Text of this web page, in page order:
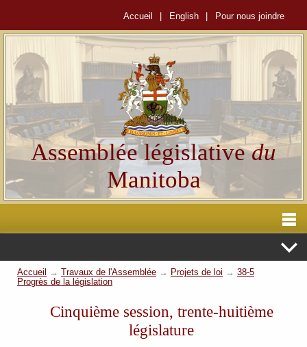
Accueil English Pour nous joindre
Assemblée législativedu
Manitoba
Accueil → Travaux de l'Assemblée → Projets de loi → 38-5
Progrès de la législation
Cinquième session, trente-huitième
législature